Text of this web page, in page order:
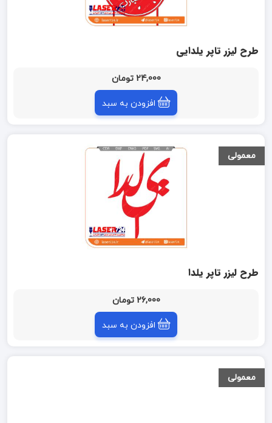
طرح لیزر تاپر یلدایی
24,000 تومان
افزودن به سبد
معمولی
طرح لیزر تاپر یلدا
26,000 تومان
افزودن به سبد
معمولی